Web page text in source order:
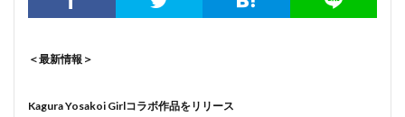
＜最新情報＞
Kagura Yosakoi Girlコラボ作品をリリース